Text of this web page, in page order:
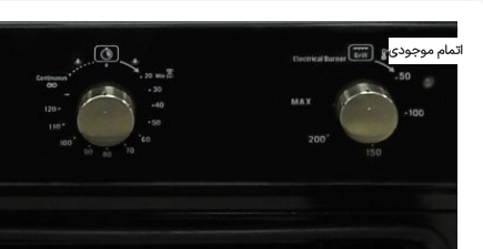
اتمام موجودی